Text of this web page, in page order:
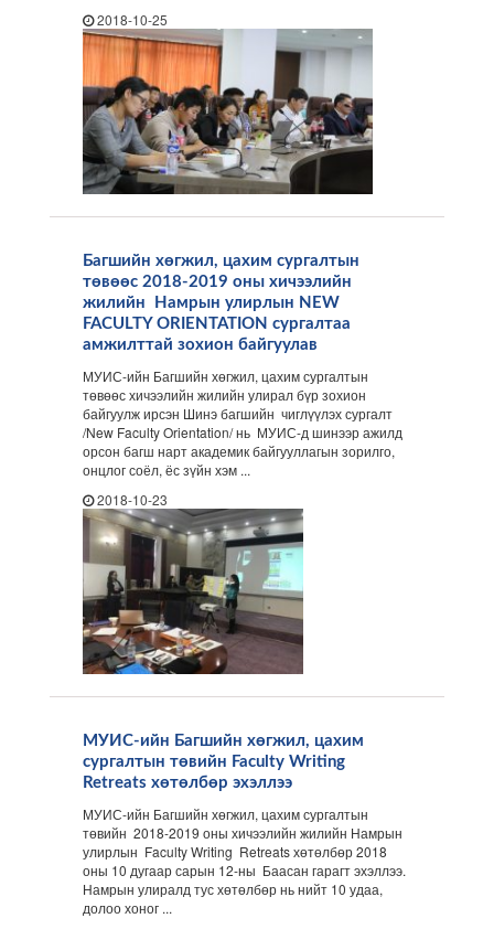
2018-10-25
Багшийн хөгжил, цахим сургалтын
төвөөс 2018-2019 оны хичээлийн
жилийн Намрын улирлын NEW
FACULTY ORIENTATION сургалтаа
амжилттай зохион байгуулав
МУИС-ийн Багшийн хөгжил, цахим сургалтын
төвөөс хичээлийн жилийн улирал бүр зохион
байгуулж ирсэн Шинэ багшийн чиглүүлэх сургалт
/New Faculty Orientation/ нь МУИС-д шинээр ажилд
орсон багш нарт академик байгууллагын зорилго,
онцлог соёл, ёс зүйн хэм ...
2018-10-23
МУИС-ийн Багшийн хөгжил, цахим
сургалтын төвийн Faculty Writing
Retreats хөтөлбөр эхэллээ
МУИС-ийн Багшийн хөгжил, цахим сургалтын
төвийн 2018-2019 оны хичээлийн жилийн Намрын
улирлын Faculty Writing Retreats хөтөлбөр 2018
оны 10 дугаар сарын 12-ны Баасан гарагт эхэллээ.
Намрын улиралд тус хөтөлбөр нь нийт 10 удаа,
долоо хоног ...